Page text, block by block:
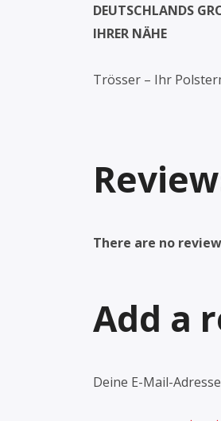
DEUTSCHLANDS
IHRER NÄHE
Trösser – Ihr
There are no
Add a
Deine E-Mail-